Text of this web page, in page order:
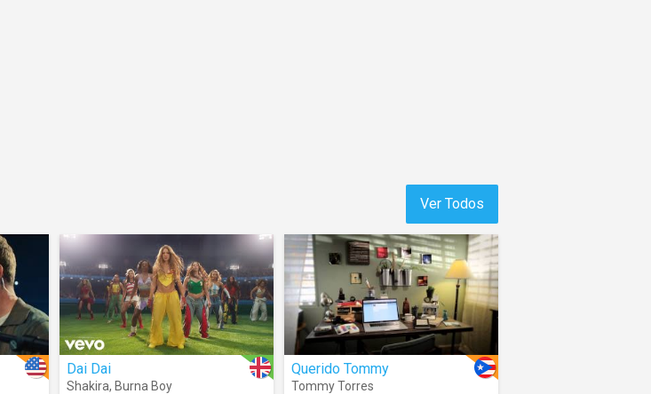
Ver Todos
Dai Dai
Shakira, Burna Boy
Querido Tommy
Tommy Torres